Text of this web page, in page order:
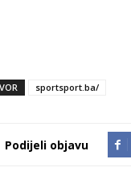
sportsport.ba/
Podijeli objavu